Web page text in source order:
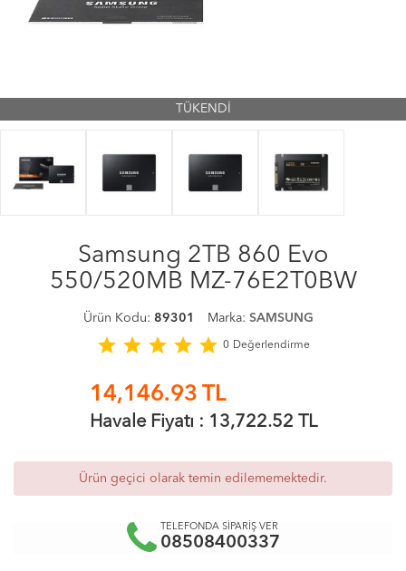
TÜKENDİ
Samsung 2TB 860 Evo
550/520MB MZ-76E2T0BW
Ürün Kodu: 89301 Marka: SAMSUNG
star star star star star 0 Değerlendirme
14,146.93 TL
Havale Fiyatı : 13,722.52 TL
Ürün geçici olarak temin edilememektedir.
TELEFONDA SİPARİŞ VER
08508400337